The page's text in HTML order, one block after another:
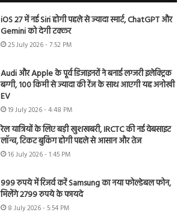
iOS 27 में नई Siri होगी पहले से ज्यादा स्मार्ट, ChatGPT और
Gemini को देगी टक्कर
25 July 2026 - 7:52 PM
Audi और Apple के पूर्व डिजाइनरों ने बनाई लग्जरी इलेक्ट्रिक
बग्गी, 100 किमी से ज्यादा की रेंज के साथ आएगी यह अनोखी
EV
19 July 2026 - 4:48 PM
रेल यात्रियों के लिए बड़ी खुशखबरी, IRCTC की नई वेबसाइट
लॉन्च, टिकट बुकिंग होगी पहले से आसान और तेज
16 July 2026 - 1:45 PM
999 रुपये में रिजर्व करें Samsung का नया फोल्डेबल फोन,
मिलेंगे 2799 रुपये के फायदे
8 July 2026 - 5:54 PM